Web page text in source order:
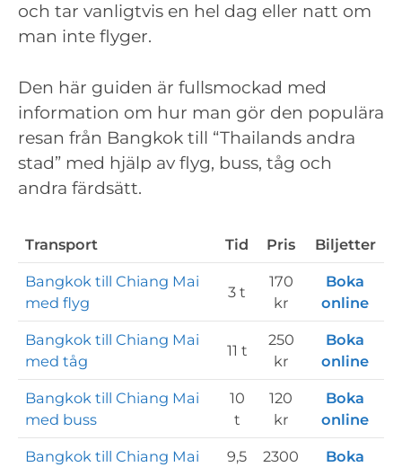
och tar vanligtvis en hel dag eller natt om
man inte flyger.
Den här guiden är fullsmockad med
information om hur man gör den populära
resan från Bangkok till “Thailands andra
stad” med hjälp av flyg, buss, tåg och
andra färdsätt.
Transport Tid Pris Biljetter
Bangkok till Chiang Mai
med flyg
3 t
170
kr
Boka
online
Bangkok till Chiang Mai
med tåg
11 t
250
kr
Boka
online
Bangkok till Chiang Mai
med buss
10
t
120
kr
Boka
online
Bangkok till Chiang Mai
9,5
2300
Boka